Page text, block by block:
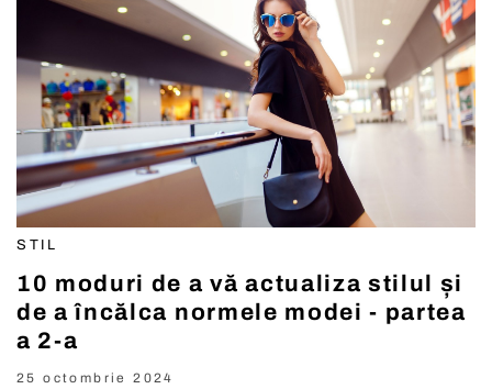
STIL
10 moduri de a vă actualiza stilul și
de a încălca normele modei - partea
a 2-a
25 octombrie 2024